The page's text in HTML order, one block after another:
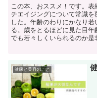
この本、おススメ！です。
チエイジングについて常識
した。年齢のわりにかなり
る。歳をとるほどに見た目
でも若々しくいられるのか是
健康と美容のこと